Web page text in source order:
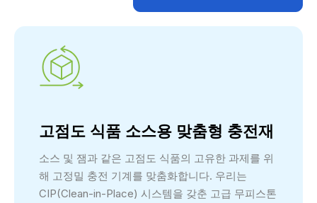
고점도 식품 소스용 맞춤형 충전재
소스 및 잼과 같은 고점도 식품의 고유한 과제를 위
해 고정밀 충전 기계를 맞춤화합니다. 우리는
CIP(Clean-in-Place) 시스템을 갖춘 고급 무피스톤